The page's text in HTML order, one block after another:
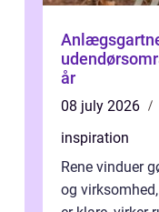
Anlægsgartner vejle
år
08 july 2026
inspiration
Rene vinduer
og